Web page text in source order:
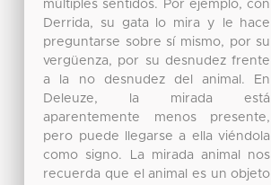
múltiples sentidos. Por ejemplo, con
Derrida, su gata lo mira y le hace
preguntarse sobre sí mismo, por su
vergüenza, por su desnudez frente
a la no desnudez del animal. En
Deleuze, la mirada está
aparentemente menos presente,
pero puede llegarse a ella viéndola
como signo. La mirada animal nos
recuerda que el animal es un objeto